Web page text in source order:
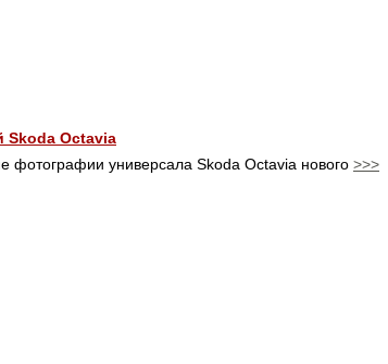
Skoda Octavia
фотографии универсала Skoda Octavia нового >>>